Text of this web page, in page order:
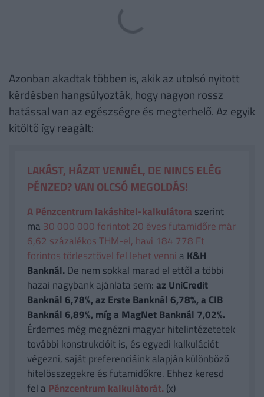
Azonban akadtak többen is, akik az utolsó nyitott
kérdésben hangsúlyozták, hogy nagyon rossz
hatással van az egészségre és megterhelő. Az egyik
kitöltő így reagált:
LAKÁST, HÁZAT VENNÉL, DE NINCS ELÉG
PÉNZED? VAN OLCSÓ MEGOLDÁS!
A Pénzcentrum lakáshitel-kalkulátora szerint
ma 30 000 000 forintot 20 éves futamidőre már
6,62 százalékos THM-el, havi 184 778 Ft
forintos törlesztővel fel lehet venni a K&H
Banknál.De nem sokkal marad el ettől a többi
hazai nagybank ajánlata sem:az UniCredit
Banknál 6,78%, az Erste Banknál 6,78%, a CIB
Banknál 6,89%, míg a MagNet Banknál 7,02%.
Érdemes még megnézni magyar hitelintézetetek
további konstrukcióit is, és egyedi kalkulációt
végezni, saját preferenciáink alapján különböző
hitelösszegekre és futamidőkre. Ehhez keresd
fel a Pénzcentrum kalkulátorát. (x)